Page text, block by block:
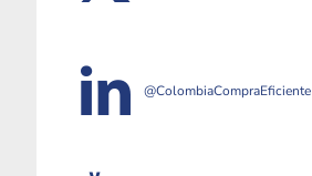
@ColombiaCompraEficiente